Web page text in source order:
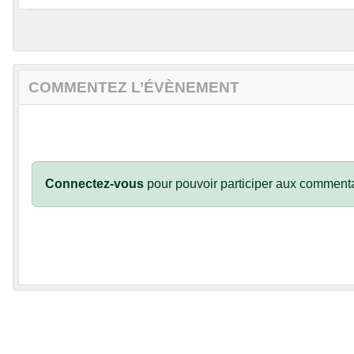
COMMENTEZ L’ÉVÈNEMENT
Connectez-vous pour pouvoir participer aux